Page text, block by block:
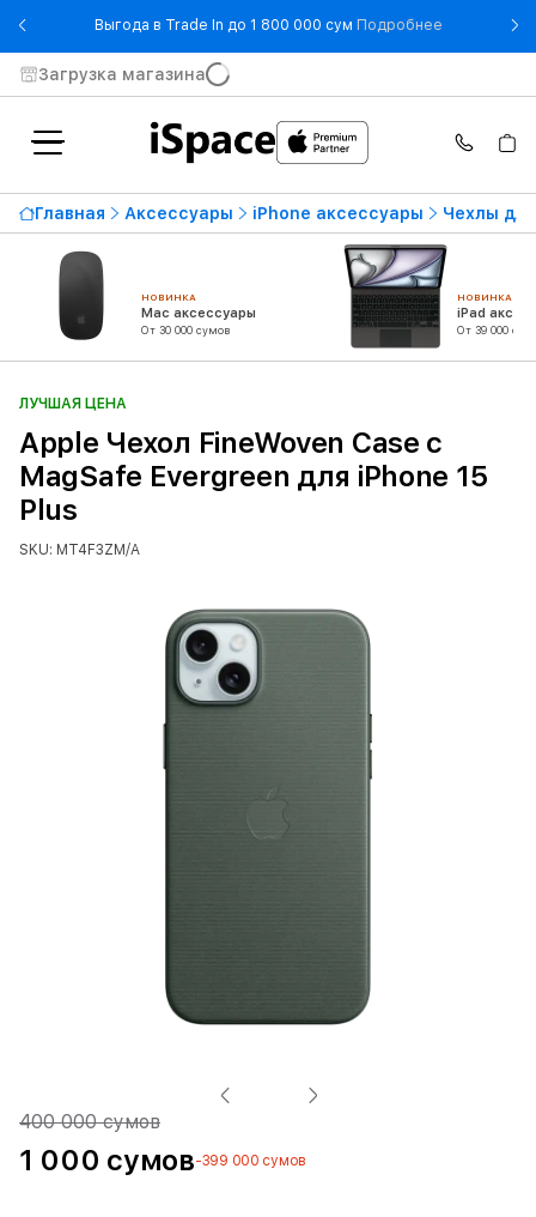
Выгода в Trade In до 1 800 000 сум Подробнее- Выгода в
Загрузка магазина
Главная Аксессуары iPhone аксессуары Чехлы
НОВИНКА
Mac аксессуары
От 30 000 сумов
НОВИНКА
iPad
От 39 000
ЛУЧШАЯ ЦЕНА
Apple Чехол FineWoven Case с
MagSafe Evergreen для iPhone 15
Plus
SKU: MT4F3ZM/A
400 000 сумов
1 000 сумов-399 000 сумов